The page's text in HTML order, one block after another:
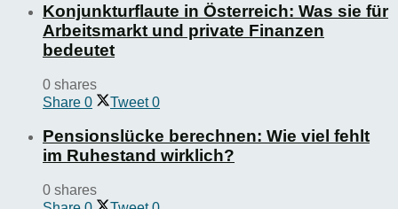
Konjunkturflaute in Österreich: Was sie für
Arbeitsmarkt und private Finanzen
bedeutet
0 shares
Share 0 Tweet 0
Pensionslücke berechnen: Wie viel fehlt
im Ruhestand wirklich?
0 shares